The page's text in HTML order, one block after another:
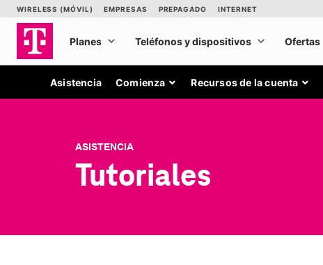
Asistencia Comienza Recursos de la cuenta
ASISTENCIA
Tutoriales